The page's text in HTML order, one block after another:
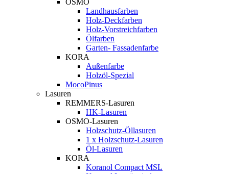
OSMO
Landhausfarben
Holz-Deckfarben
Holz-Vorstreichfarben
Ölfarben
Garten- Fassadenfarbe
KORA
Außenfarbe
Holzöl-Spezial
MocoPinus
Lasuren
REMMERS-Lasuren
HK-Lasuren
OSMO-Lasuren
Holzschutz-Öllasuren
1 x Holzschutz-Lasuren
Öl-Lasuren
KORA
Koranol Compact MSL